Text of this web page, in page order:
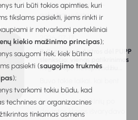
turi būti tokios apimties, kuri
tikslams pasiekti, jiems rinkti ir
ir netvarkomi pertekliniai
kiekio mažinimo principas);
saugomi tiek, kiek būtina
pasiekti (saugojimo trukmės
);
tvarkomi tokiu būdu, kad
technines ar organizacines
tinkamas asmens
paslaugų sektorius –
pokyčiai vyksta ir...
2026-07-17
R. Popovienė. Aistros dėl PUPP
slenksčio: vienas patikrinimas
negali tapti nuosprendžiu...
trečdalį prasčiau
besimokusių mokinių po
devintos klasės išvarydavo